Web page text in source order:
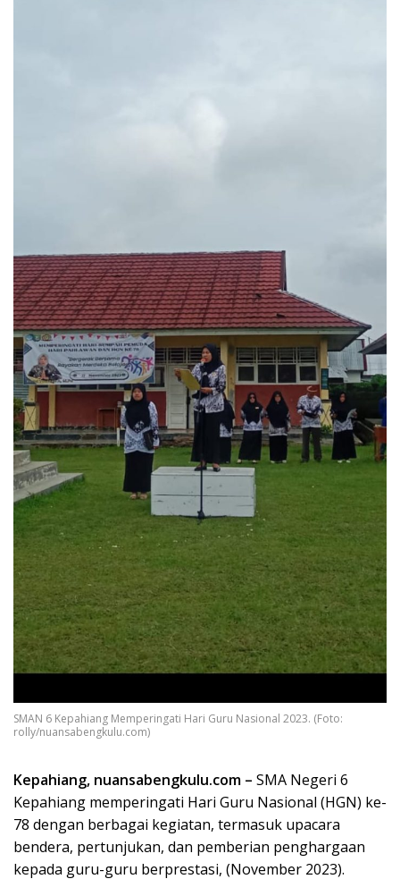
SMAN 6 Kepahiang Memperingati Hari Guru Nasional 2023. (Foto:
rolly/nuansabengkulu.com)
Kepahiang, nuansabengkulu.com – SMA Negeri 6
Kepahiang memperingati Hari Guru Nasional (HGN) ke-
78 dengan berbagai kegiatan, termasuk upacara
bendera, pertunjukan, dan pemberian penghargaan
kepada guru-guru berprestasi, (November 2023).